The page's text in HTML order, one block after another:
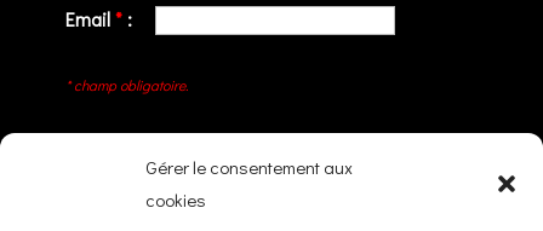
Gérer le consentement aux
cookies
Email* :
* champ obligatoire.